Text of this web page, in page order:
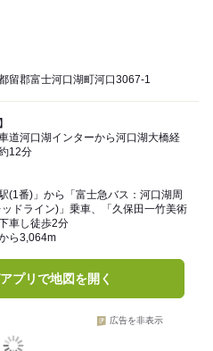
留郡富士河口湖町河口3067-1
道河口湖インターから河口湖大橋経
12分
駅(1番)」から「富士急バス：河口湖周
ドライン)」乗車、「久保田一竹美術
車し徒歩2分
ら3,064m
プリで地図を開く
広告を非表示